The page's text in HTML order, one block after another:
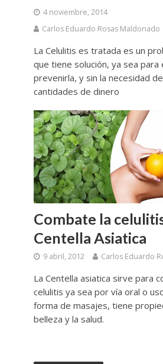
4 noviembre, 2014
Carlos Eduardo Rosas Maldonado
La Celulitis es tratada es un
que tiene solución, ya sea para
prevenirla, y sin la necesidad
cantidades de dinero
Combate la
Centella Asiatica
9 abril, 2012 Carlos Eduardo
La Centella asiatica sirve para
celulitis ya sea por vía oral o
forma de masajes, tiene
belleza y la salud.